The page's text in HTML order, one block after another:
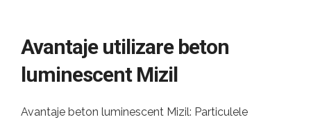
Avantaje utilizare beton
luminescent Mizil
Avantaje beton luminescent Mizil: Particulele